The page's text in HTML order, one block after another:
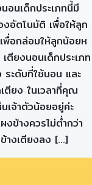
อนเด็กประเภทนี้มี
งอัตโนมัติ เพื่อให้ลูก
พื่อกล่อมให้ลูกน้อยห
ยงนอนเด็กประเภท
ะดับที่ใช้นอน และ
ตียง ในเวลาที่คุณ
เจ้าตัวน้อยอยู่ค่ะ
ข้างควรไม่ต่ำกว่า
างเตียงลง […]